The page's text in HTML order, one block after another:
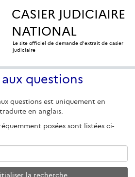
CASIER JUDICIAIRE
NATIONAL
Le site officiel de demande d'extrait de casier
judiciaire
aux questions
questions est uniquement en
en anglais.
posées sont listées ci-
la recherche